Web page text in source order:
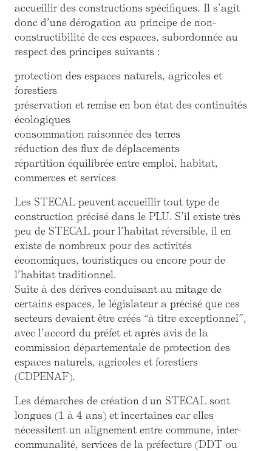
accueillir des constructions spécifiques. Il s’agit
donc d’une dérogation au principe de non-
constructibilité de ces espaces, subordonnée au
respect des principes suivants :
protection des espaces naturels, agricoles et
forestiers
préservation et remise en bon état des continuités
écologiques
consommation raisonnée des terres
réduction des flux de déplacements
répartition équilibrée entre emploi, habitat,
commerces et services
Les STECAL peuvent accueillir tout type de
construction précisé dans le PLU. S’il existe très
peu de STECAL pour l’habitat réversible, il en
existe de nombreux pour des activités
économiques, touristiques ou encore pour de
l’habitat traditionnel.
Suite à des dérives conduisant au mitage de
certains espaces, le législateur a précisé que ces
secteurs devaient être créés “à titre exceptionnel”,
avec l’accord du préfet et après avis de la
commission départementale de protection des
espaces naturels, agricoles et forestiers
(CDPENAF).
Les démarches de création d'un STECAL sont
longues (1 à 4 ans) et incertaines car elles
nécessitent un alignement entre commune, inter-
communalité, services de la préfecture (DDT ou